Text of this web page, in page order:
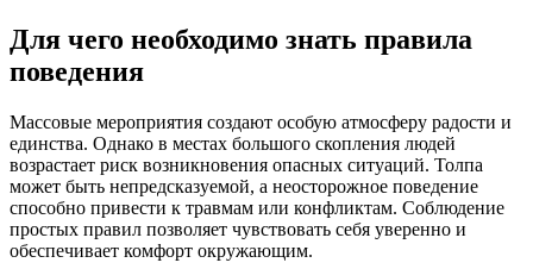
Для чего необходимо знать правила
поведения
Массовые мероприятия создают особую атмосферу радости и
единства. Однако в местах большого скопления людей
возрастает риск возникновения опасных ситуаций. Толпа
может быть непредсказуемой, а неосторожное поведение
способно привести к травмам или конфликтам. Соблюдение
простых правил позволяет чувствовать себя уверенно и
обеспечивает комфорт окружающим.